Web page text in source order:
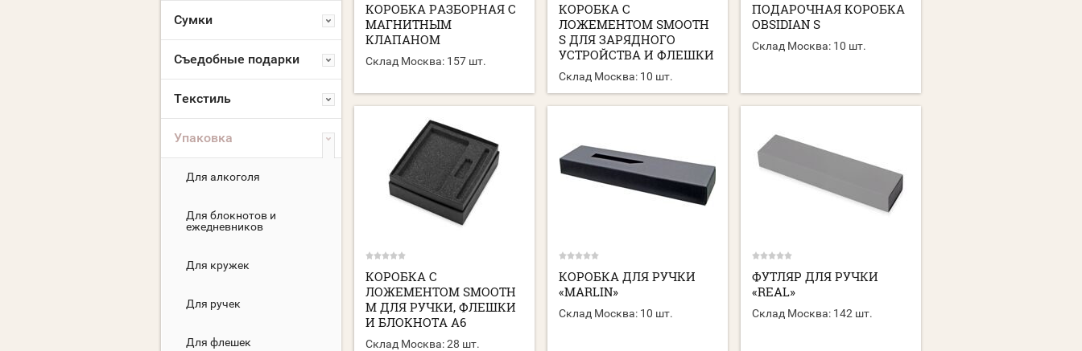
Сумки
Съедобные подарки
Текстиль
Упаковка
Для алкоголя
Для блокнотов и
ежедневников
Для кружек
Для ручек
Для флешек
КОРОБКА РАЗБОРНАЯ С
МАГНИТНЫМ
КЛАПАНОМ
Склад Москва: 157 шт.
КОРОБКА С
ЛОЖЕМЕНТОМ SMOOTH
S ДЛЯ ЗАРЯДНОГО
УСТРОЙСТВА И ФЛЕШКИ
Склад Москва: 10 шт.
ПОДАРОЧНАЯ КОРОБКА
OBSIDIAN S
Склад Москва: 10 шт.
КОРОБКА С
ЛОЖЕМЕНТОМ SMOOTH
M ДЛЯ РУЧКИ, ФЛЕШКИ
И БЛОКНОТА А6
Склад Москва:28 шт.
КОРОБКА ДЛЯ РУЧКИ
«MARLIN»
Склад Москва: 10 шт.
ФУТЛЯР ДЛЯ РУЧКИ
«REAL»
Склад Москва: 142 шт.